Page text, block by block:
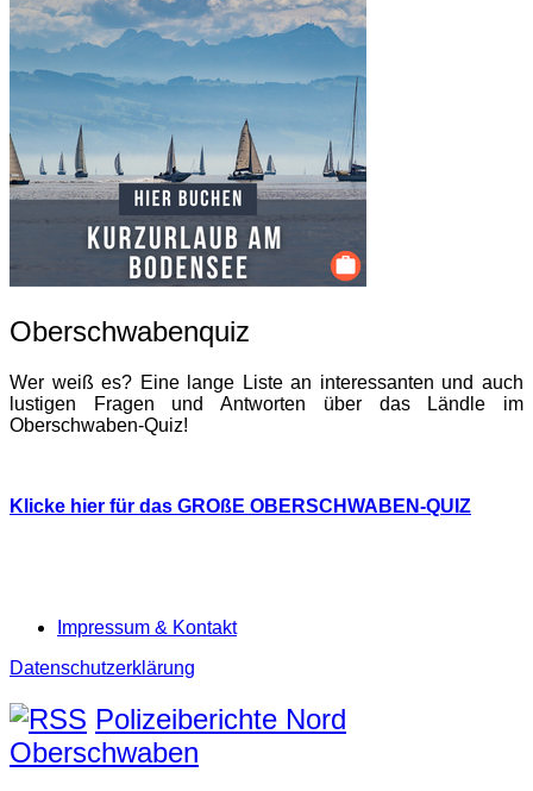
Oberschwabenquiz
Wer weiß es? Eine lange Liste an interessanten und auch
lustigen Fragen und Antworten über das Ländle im
Oberschwaben-Quiz!
Klicke hier für das GROßE OBERSCHWABEN-QUIZ
Impressum & Kontakt
Datenschutzerklärung
Polizeiberichte Nord
Oberschwaben